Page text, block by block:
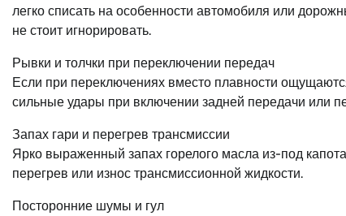
легко списать на особенности автомобиля или
не стоит игнорировать.
Рывки и толчки при переключении передач
Если при переключениях вместо плавности
сильные удары при включении задней передачи или
Запах гари и перегрев трансмиссии
Ярко выраженный запах горелого масла из-под
перегрев или износ трансмиссионной жидкости.
Посторонние шумы и гул